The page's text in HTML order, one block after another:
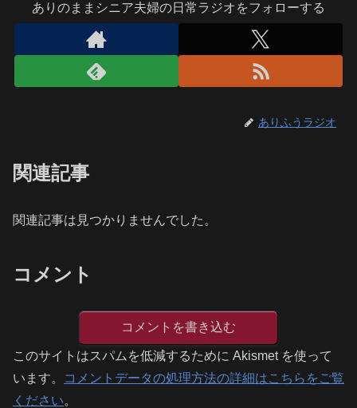
ありのままシニア夫婦の日常ラジオをフォローする
ありふうラジオ
関連記事
関連記事は見つかりませんでした。
コメント
コメントを書き込む
このサイトはスパムを低減するために Akismet を使って
います。
コメントデータの処理方法の詳細はこちらをご覧
ください。